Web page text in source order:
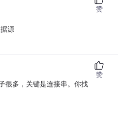
源
赞
很多，关键是连接串。你找
赞